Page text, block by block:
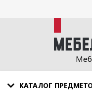
КАТАЛОГ